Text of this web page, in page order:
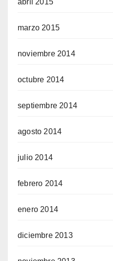
abril 2015
marzo 2015
noviembre 2014
octubre 2014
septiembre 2014
agosto 2014
julio 2014
febrero 2014
enero 2014
diciembre 2013